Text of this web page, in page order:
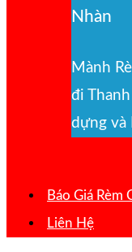
Nhàn
Mành
đi
dựng và
Báo Giá Rèm
Liên Hệ